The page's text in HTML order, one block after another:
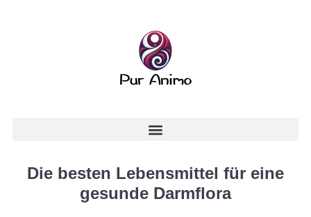
Die besten Lebensmittel für eine
gesunde Darmflora